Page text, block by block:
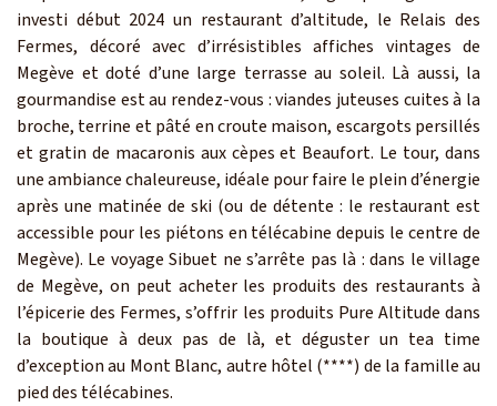
investi début 2024 un restaurant d’altitude, le Relais des
Fermes, décoré avec d’irrésistibles affiches vintages de
Megève et doté d’une large terrasse au soleil. Là aussi, la
gourmandise est au rendez-vous : viandes juteuses cuites à la
broche, terrine et pâté en croute maison, escargots persillés
et gratin de macaronis aux cèpes et Beaufort. Le tour, dans
une ambiance chaleureuse, idéale pour faire le plein d’énergie
après une matinée de ski (ou de détente : le restaurant est
accessible pour les piétons en télécabine depuis le centre de
Megève). Le voyage Sibuet ne s’arrête pas là : dans le village
de Megève, on peut acheter les produits des restaurants à
l’épicerie des Fermes, s’offrir les produits Pure Altitude dans
la boutique à deux pas de là, et déguster un tea time
d’exception au Mont Blanc, autre hôtel (****) de la famille au
pied des télécabines.